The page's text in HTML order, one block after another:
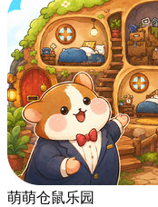
萌萌仓鼠乐园